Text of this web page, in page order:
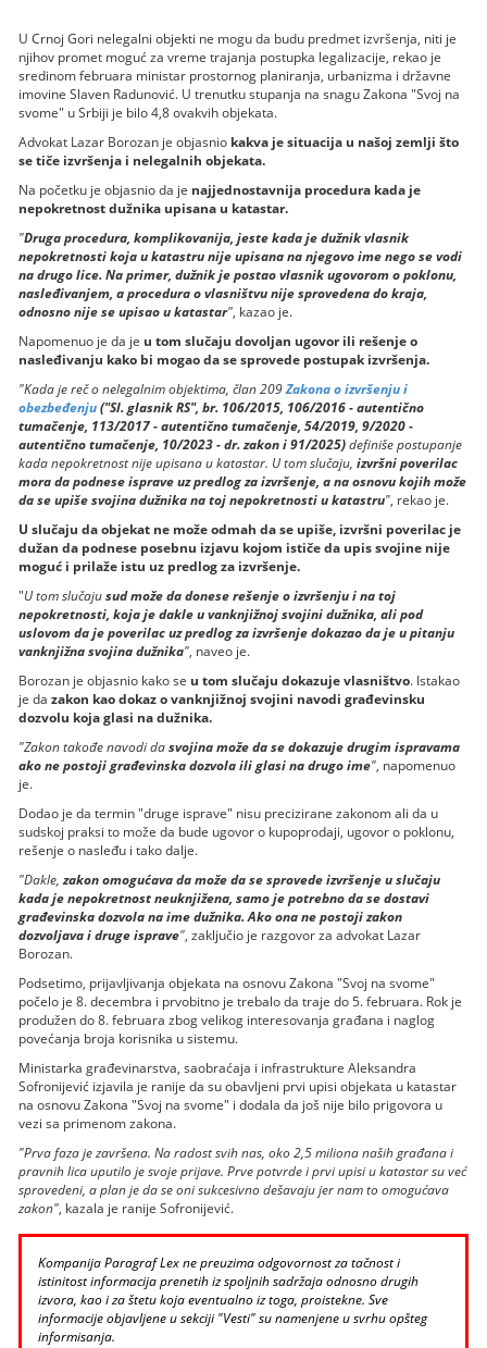
U Crnoj Gori nelegalni objekti ne mogu da budu predmet izvršenja, niti je
njihov promet moguć za vreme trajanja postupka legalizacije, rekao je
sredinom februara ministar prostornog planiranja, urbanizma i državne
imovine Slaven Radunović. U trenutku stupanja na snagu Zakona "Svoj na
svome" u Srbiji je bilo 4,8 ovakvih objekata.
Advokat Lazar Borozan je objasnio kakva je situacija u našoj zemlji što
se tiče izvršenja i nelegalnih objekata.
Na početku je objasnio da je najjednostavnija procedura kada je
nepokretnost dužnika upisana u katastar.
"Druga procedura, komplikovanija, jeste kada je dužnik vlasnik
nepokretnosti koja u katastru nije upisana na njegovo ime nego se vodi
na drugo lice. Na primer, dužnik je postao vlasnik ugovorom o poklonu,
nasleđivanjem, a procedura o vlasništvu nije sprovedena do kraja,
odnosno nije se upisao u katastar", kazao je.
Napomenuo je da je u tom slučaju dovoljan ugovor ili rešenje o
nasleđivanju kako bi mogao da se sprovede postupak izvršenja.
"Kada je reč o nelegalnim objektima, član 209Zakona o izvršenju i
obezbeđenju("Sl. glasnik RS", br. 106/2015, 106/2016 - autentično
tumačenje, 113/2017 - autentično tumačenje, 54/2019, 9/2020 -
autentično tumačenje, 10/2023 - dr. zakon i 91/2025)definiše postupanje
kada nepokretnost nije upisana u katastar. U tom slučaju,izvršni poverilac
mora da podnese isprave uz predlog za izvršenje, a na osnovu kojih može
da se upiše svojina dužnika na toj nepokretnosti u katastru", rekao je.
U slučaju da objekat ne može odmah da se upiše, izvršni poverilac je
dužan da podnese posebnu izjavu kojom ističe da upis svojine nije
moguć i prilaže istu uz predlog za izvršenje.
"U tom slučajusud može da donese rešenje o izvršenju i na toj
nepokretnosti, koja je dakle u vanknjižnoj svojini dužnika, ali pod
uslovom da je poverilac uz predlog za izvršenje dokazao da je u pitanju
vanknjižna svojina dužnika", naveo je.
Borozan je objasnio kako se u tom slučaju dokazuje vlasništvo. Istakao
je dazakon kao dokaz o vanknjižnoj svojini navodi građevinsku
dozvolu koja glasi na dužnika.
"Zakon takođe navodi dasvojina može da se dokazuje drugim ispravama
ako ne postoji građevinska dozvola ili glasi na drugo ime", napomenuo
je.
Dodao je da termin "druge isprave" nisu precizirane zakonom ali da u
sudskoj praksi to može da bude ugovor o kupoprodaji, ugovor o poklonu,
rešenje o nasleđu i tako dalje.
"Dakle,zakon omogućava da može da se sprovede izvršenje u slučaju
kada je nepokretnost neuknjižena, samo je potrebno da se dostavi
građevinska dozvola na ime dužnika. Ako ona ne postoji zakon
dozvoljava i druge isprave", zaključio je razgovor za advokat Lazar
Borozan.
Podsetimo, prijavljivanja objekata na osnovu Zakona "Svoj na svome"
počelo je 8. decembra i prvobitno je trebalo da traje do 5. februara. Rok je
produžen do 8. februara zbog velikog interesovanja građana i naglog
povećanja broja korisnika u sistemu.
Ministarka građevinarstva, saobraćaja i infrastrukture Aleksandra
Sofronijević izjavila je ranije da su obavljeni prvi upisi objekata u katastar
na osnovu Zakona "Svoj na svome" i dodala da još nije bilo prigovora u
vezi sa primenom zakona.
"Prva faza je završena. Na radost svih nas, oko 2,5 miliona naših građana i
pravnih lica uputilo je svoje prijave. Prve potvrde i prvi upisi u katastar su već
sprovedeni, a plan je da se oni sukcesivno dešavaju jer nam to omogućava
zakon", kazala je ranije Sofronijević.
Kompanija Paragraf Lex ne preuzima odgovornost za tačnost i
istinitost informacija prenetih iz spoljnih sadržaja odnosno drugih
izvora, kao i za štetu koja eventualno iz toga, proistekne. Sve
informacije objavljene u sekciji "Vesti" su namenjene u svrhu opšteg
informisanja.